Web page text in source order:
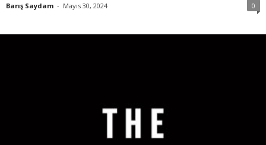
Barış Saydam - Mayıs 30, 2024 0